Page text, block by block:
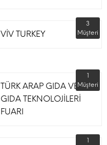
VİV TURKEY
3
Müşteri
TÜRK ARAP GIDA VE
GIDA TEKNOLOJİLERİ
FUARI
1
Müşteri
1